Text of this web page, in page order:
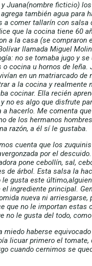
Juana(nombre ficticio)
también agua para
a comer tallarín con salsa
que la cocina tiene 60
a la casa (se compraron
llamada Miguel
no se tomaba jugo y
cocina u hornos de leña.
en un matriarcado de
a la cocina y realmente
cocinar. Ella recién
no es algo que disfrute
hacerlo. Me comenta
de los hermanos
razón, a él sí le gustaba.
cuenta que los
por el
pone cebollín, sal,
de árbol. Esta salsa la
le gusta este
ingrediente principal.
nueva ni arriesgarse,
que no le importan estas
no le gusta del todo,
miedo haberse
licuar primero el tomate,
cuando cernimos se